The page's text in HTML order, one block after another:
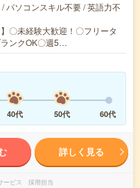
パソコンスキル不要 / 英語力不
〇未経験大歓迎！〇フリータ
ンクOK〇週5…
40代 50代 60代
詳しく見る
ービス 採用担当